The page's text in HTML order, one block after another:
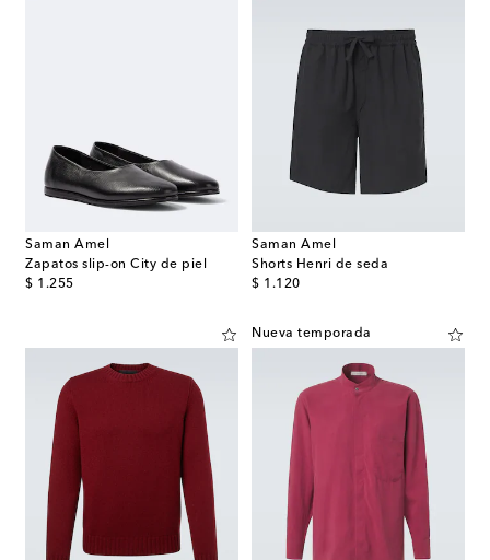
Saman Amel
Zapatos slip-on City de piel
$ 1.255
original price
Saman Amel
Shorts Henri de seda
$ 1.120
original price
Nueva temporada